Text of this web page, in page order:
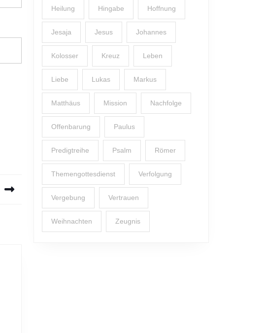
Heilung Hingabe Hoffnung
Jesaja Jesus Johannes
Kolosser Kreuz Leben
Liebe Lukas Markus
Matthäus Mission Nachfolge
Offenbarung Paulus
Predigtreihe Psalm Römer
Themengottesdienst Verfolgung
Vergebung Vertrauen
Weihnachten Zeugnis